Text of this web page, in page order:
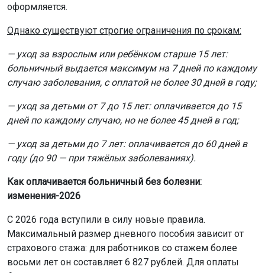
оформляется.
Однако существуют строгие ограничения по срокам:
— уход за взрослым или ребёнком старше 15 лет:
больничный выдается максимум на 7 дней по каждому
случаю заболевания, с оплатой не более 30 дней в году;
— уход за детьми от 7 до 15 лет: оплачивается до 15
дней по каждому случаю, но не более 45 дней в год;
— уход за детьми до 7 лет: оплачивается до 60 дней в
году (до 90 — при тяжёлых заболеваниях).
Как оплачивается больничный без болезни:
изменения-2026
С 2026 года вступили в силу новые правила.
Максимальный размер дневного пособия зависит от
страхового стажа: для работников со стажем более
восьми лет он составляет 6 827 рублей. Для оплаты